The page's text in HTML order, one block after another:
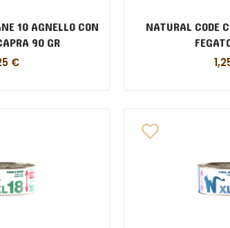
10 AGNELLO CON
90 GR
€
NATURAL CODE